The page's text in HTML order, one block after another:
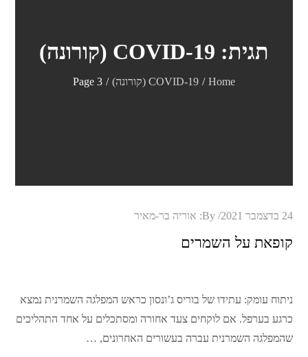
תגית: COVID-19 (קורונה)
Home COVID-19 (קורונה) Page 3
Posted
24 בדצמבר 2021 By: אוריה בר-מאיר
קופאת על השמרים
ניתוח עומק: עתידו של בוריס ג’ונסון כראש המפלגה השמרנית נמצא
כרגע בערפל. אם לוקחים צעד אחורה ומסתכלים על אחד התהליכים
שהמפלגה השמרנית עברה בעשורים האחרונים, …